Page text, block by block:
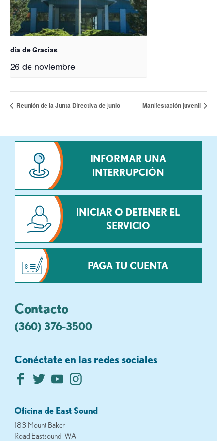
día de Gracias
26 de noviembre
Reunión de la Junta Directiva de junio Manifestación juvenil
INFORMAR UNA
INTERRUPCIÓN
INICIAR O DETENER EL
SERVICIO
PAGA TU CUENTA
Contacto
(360) 376-3500
Conéctate en las redes sociales
Oficina de East Sound
183 Mount Baker
Road Eastsound, WA